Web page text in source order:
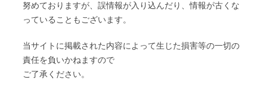
努めておりますが、誤情報が入り込んだり、情報が古くな
っていることもございます。
当サイトに掲載された内容によって生じた損害等の一切の
責任を負いかねますので
ご了承ください。